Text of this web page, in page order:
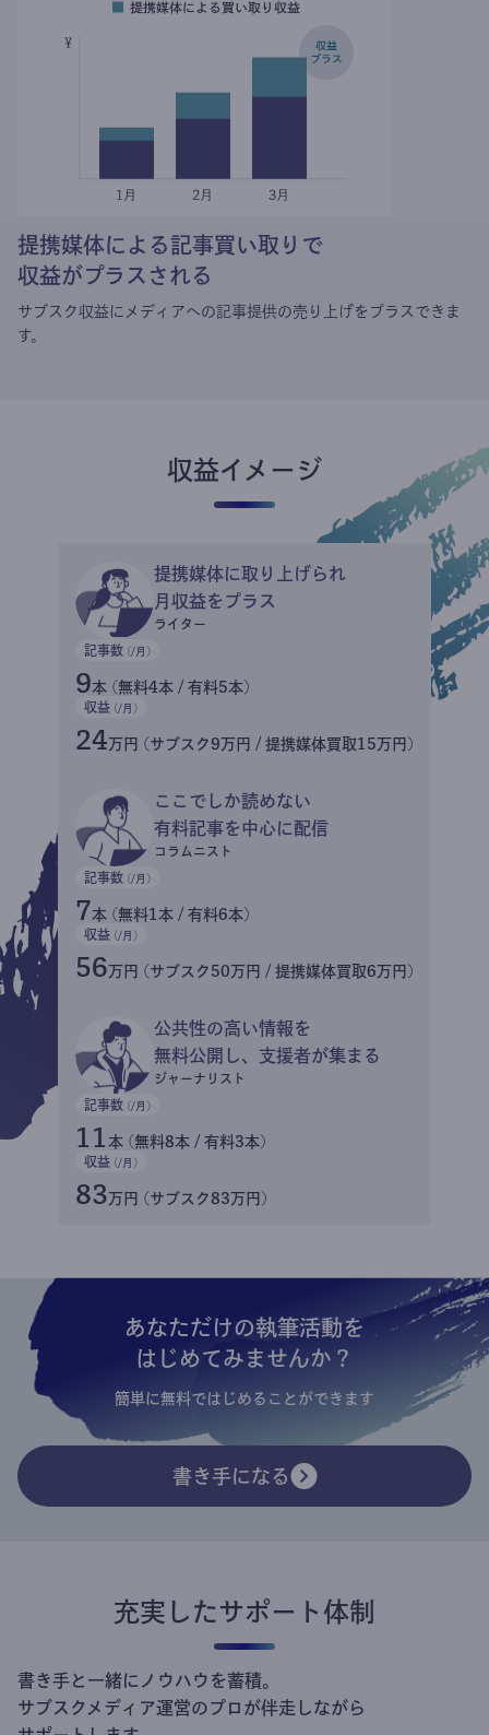
提携媒体による記事買い取りで
収益がプラスされる
サブスク収益にメディアへの記事提供の売り上げをプラスできま
す。
収益イメージ
提携媒体に取り上げられ
月収益をプラス
ライター
記事数 (/月)
9本 (無料4本 / 有料5本)
収益 (/月)
24万円 (サブスク9万円 / 提携媒体買取15万円)
ここでしか読めない
有料記事を中心に配信
コラムニスト
記事数 (/月)
7本 (無料1本 / 有料6本)
収益 (/月)
56万円 (サブスク50万円 / 提携媒体買取6万円)
公共性の高い情報を
無料公開し、支援者が集まる
ジャーナリスト
記事数 (/月)
11 本 (無料8本 / 有料3本)
収益 (/月)
83万円 (サブスク83万円)
あなただけの執筆活動を
はじめてみませんか？
簡単に無料ではじめることができます
書き手になる
充実したサポート体制
書き手と一緒にノウハウを蓄積。
サブスクメディア運営のプロが伴走しながら